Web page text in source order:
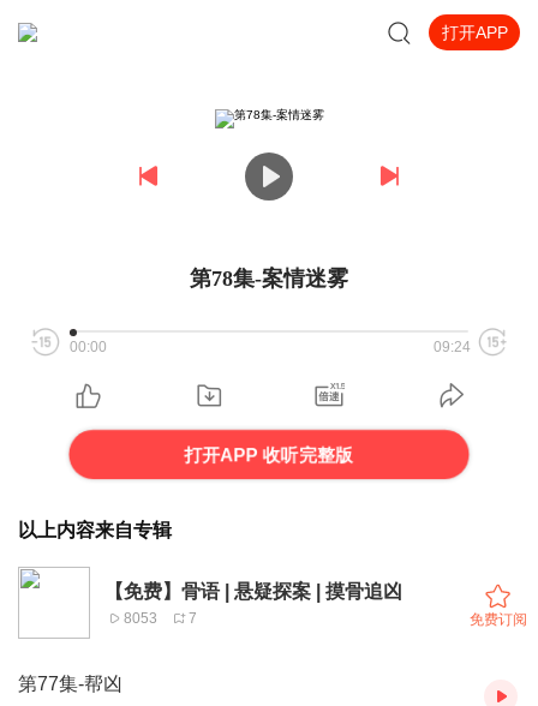
打开APP
第78集-案情迷雾
00:00 09:24
打开APP 收听完整版
以上内容来自专辑
【免费】骨语 | 悬疑探案 | 摸骨追凶
8053 7 免费订阅
第77集-帮凶